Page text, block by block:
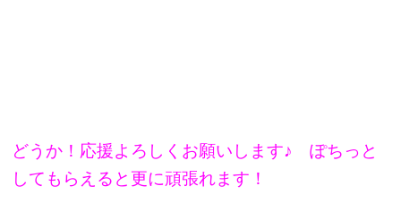
どうか！応援よろしくお願いします♪ ぽちっと
してもらえると更に頑張れます！